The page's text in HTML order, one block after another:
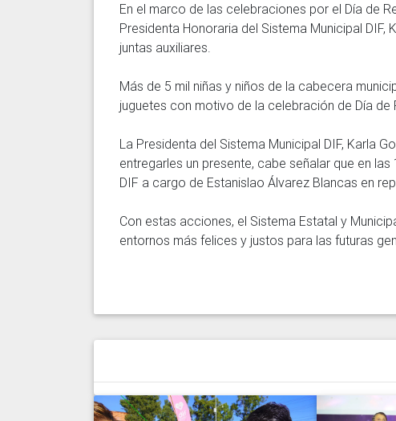
En el marco de las celebraciones por el Día de
Presidenta Honoraria del Sistema Municipal
juntas auxiliares.
Más de 5 mil niñas y niños de la cabecera
juguetes con motivo de la celebración de Día de
La Presidenta del Sistema Municipal DIF, Karla
entregarles un presente, cabe señalar que en
DIF a cargo de Estanislao Álvarez Blancas en
Con estas acciones, el Sistema Estatal y
entornos más felices y justos para las futuras